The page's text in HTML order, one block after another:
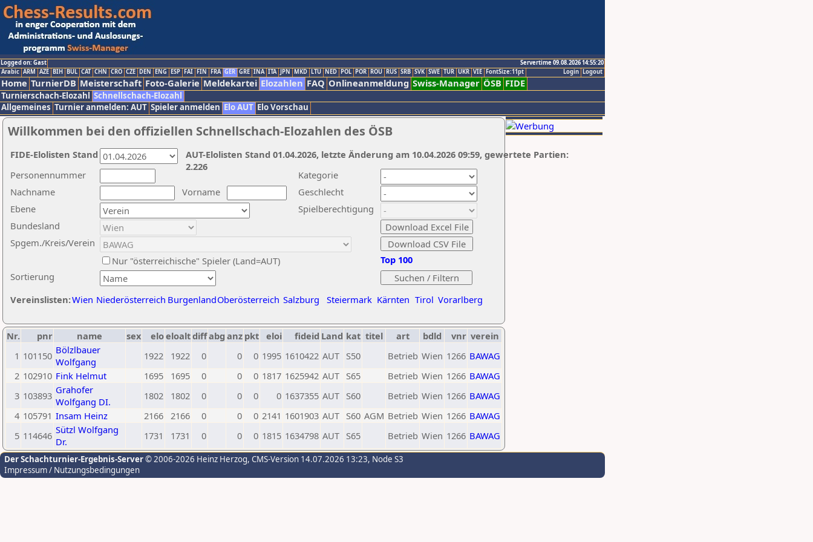
Logged on: Gast
Servertime 09.08.2026 14:55:20
Logout
Login
Arabic ARM AZE BIH BUL CAT CHN CRO CZE DEN ENG ESP FAI FIN FRA GER GRE INA ITA JPN MKD LTU NED POL POR ROU RUS SRB SVK SWE TUR UKR VIE FontSize:11pt
Home TurnierDB Meisterschaft Foto-Galerie Meldekartei Elozahlen FAQ Onlineanmeldung Swiss-Manager ÖSB FIDE
Turnierschach-Elozahl Schnellschach-Elozahl
Allgemeines Turnier anmelden: AUT Spieler anmelden Elo AUT Elo Vorschau
Willkommen bei den offiziellen Schnellschach-Elozahlen des ÖSB
Nachname
Vorname
Ebene
Kategorie
Sortierung
Personennummer
Bundesland
Spgem./Kreis/Verein
Geschlecht
Nur "österreichische" Spieler (Land=AUT)
Spielberechtigung
Vereinslisten:Wien Niederösterreich BurgenlandOberösterreich Salzburg Steiermark Kärnten Tirol Vorarlberg
Top 100
AUT-Elolisten Stand 01.04.2026, letzte Änderung am 10.04.2026 09:59, gewertete Partien:
2.226
FIDE-Elolisten Stand
Nr. pnr name sex eloeloaltdiffabg anz pkt eloi fideid Land kat titel art bdld vnr verein
1 101150 Bölzlbauer
Wolfgang
1922 1922 0 0 0 1995 1610422 AUT S50 Betrieb Wien 1266 BAWAG
2 102910 Fink Helmut 1695 1695 0 0 0 1817 1625942 AUT S65 Betrieb Wien 1266 BAWAG
3 103893 Grahofer
Wolfgang DI.
1802 1802 0 0 0 0 1637355 AUT S60 Betrieb Wien 1266 BAWAG
4 105791 Insam Heinz 2166 2166 0 0 0 2141 1601903 AUT S60 AGM Betrieb Wien 1266 BAWAG
5 114646 Sützl Wolfgang
Dr.
1731 1731 0 0 0 1815 1634798 AUT S65 Betrieb Wien 1266 BAWAG
Der Schachturnier-Ergebnis-Server© 2006-2026 Heinz Herzog, CMS-Version 14.07.2026 13:23, Node S3
Impressum / Nutzungsbedingungen